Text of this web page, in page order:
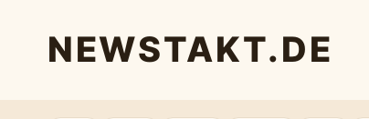
NEWSTAKT.DE